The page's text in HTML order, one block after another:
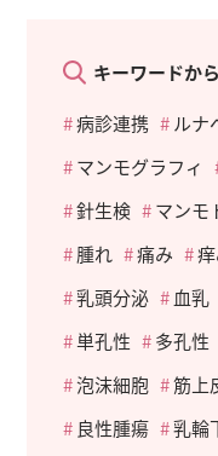
キーワードか
病診連携
ルナ
マンモグラフィ
針生検
マンモ
腫れ
痛み
乳頭分泌
血乳
単孔性
多孔性
泡沫細胞
筋上
良性腫瘍
乳輪